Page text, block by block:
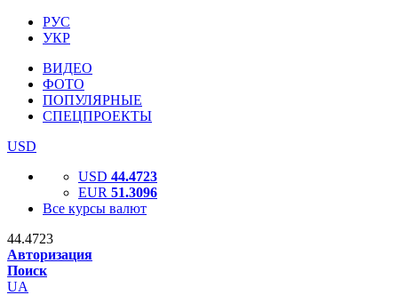
РУС
УКР
ВИДЕО
ФОТО
ПОПУЛЯРНЫЕ
СПЕЦПРОЕКТЫ
USD
USD 44.4723
EUR 51.3096
Все курсы валют
44.4723
Авторизация
Поиск
UA